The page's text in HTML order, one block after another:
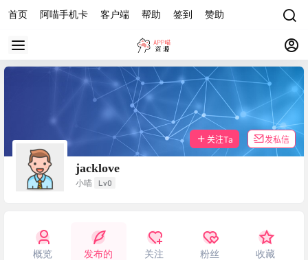
首页 阿喵手机卡 客户端 帮助 签到 赞助
jacklove
小喵 Lv0
关注Ta 发私信
概览 发布的 关注 粉丝 收藏